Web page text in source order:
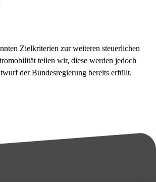
Zielkriterien zur weiteren steuerlichen
teilen wir, diese werden jedoch
der Bundesregierung bereits erfüllt.